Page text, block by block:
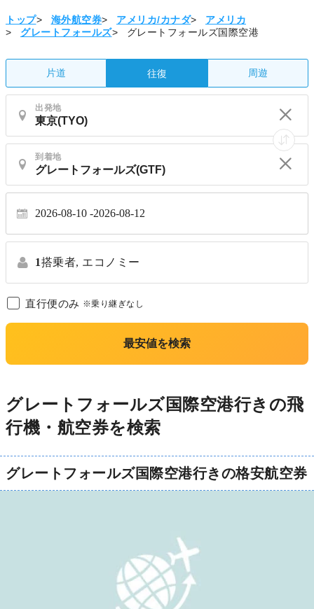
トップ> 海外航空券> アメリカ/カナダ>
アメリカ
>
グレートフォールズ> グレートフォールズ国際空港
片道 往復 周遊
出発地
到着地
2026-08-10 2026-08-12
1搭乗者, エコノミー
直行便のみ ※乗り継ぎなし
最安値を検索
グレートフォールズ国際空港行きの飛
行機・航空券を検索
グレートフォールズ国際空港行きの格安航空券